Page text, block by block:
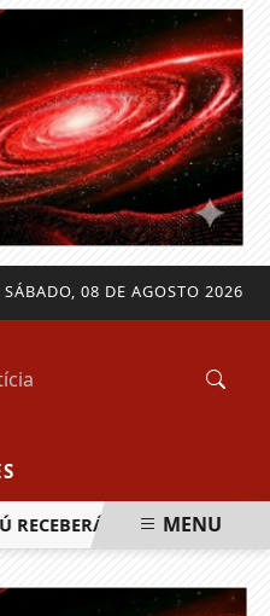
SÁBADO, 08 DE AGOSTO 2026
MAIS DE 120MENU